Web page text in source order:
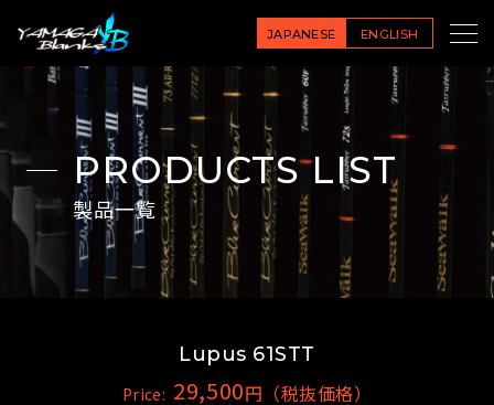
JAPANESE ENGLISH
PRODUCTS LIST
製品一覧
Lupus 61STT
Price: 29,500円（税抜価格）